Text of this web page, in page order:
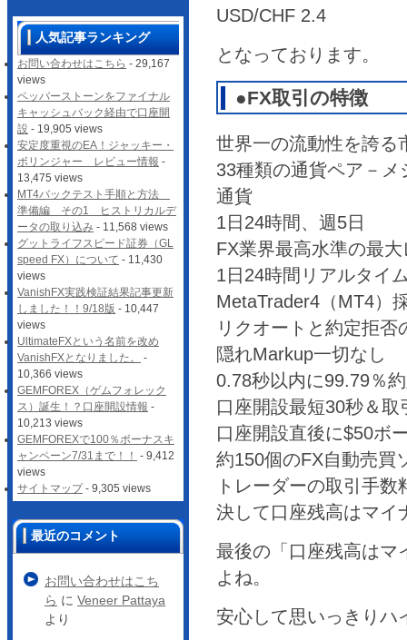
USD/CHF 2.4
となっております。
●FX取引の特徴
世界一の流動性を誇る
33種類の通貨ペア－
通貨
1日24時間、週5日
FX業界最高水準の最
1日24時間リアルタイ
MetaTrader4（MT4）
リクオートと約定拒否
隠れMarkup一切なし
0.78秒以内に99.79％
口座開設最短30秒＆
口座開設直後に$50ボ
約150個のFX自動売買
トレーダーの取引手数
決して口座残高はマ
最後の「口座残高はマ
よね。
安心して思いっきりハ
人気記事ランキング
お問い合わせはこちら - 29,167
views
ペッパーストーンをファイナル
キャッシュバック経由で口座開
設 - 19,905 views
安定度重視のEA！ジャッキー・
ボリンジャー レビュー情報 -
13,475 views
MT4バックテスト手順と方法
準備編 その1 ヒストリカルデ
ータの取り込み - 11,568 views
グットライフスピード証券（GL
speed FX）について - 11,430
views
VanishFX実践検証結果記事更新
しました！！9/18版 - 10,447
views
UltimateFXという名前を改め
VanishFXとなりました。
-
10,366 views
GEMFOREX（ゲムフォレック
ス）誕生！？口座開設情報 -
10,213 views
GEMFOREXで100％ボーナスキ
ャンペーン7/31まで！！ - 9,412
views
サイトマップ- 9,305 views
最近のコメント
お問い合わせはこち
ら に Veneer Pattaya
より